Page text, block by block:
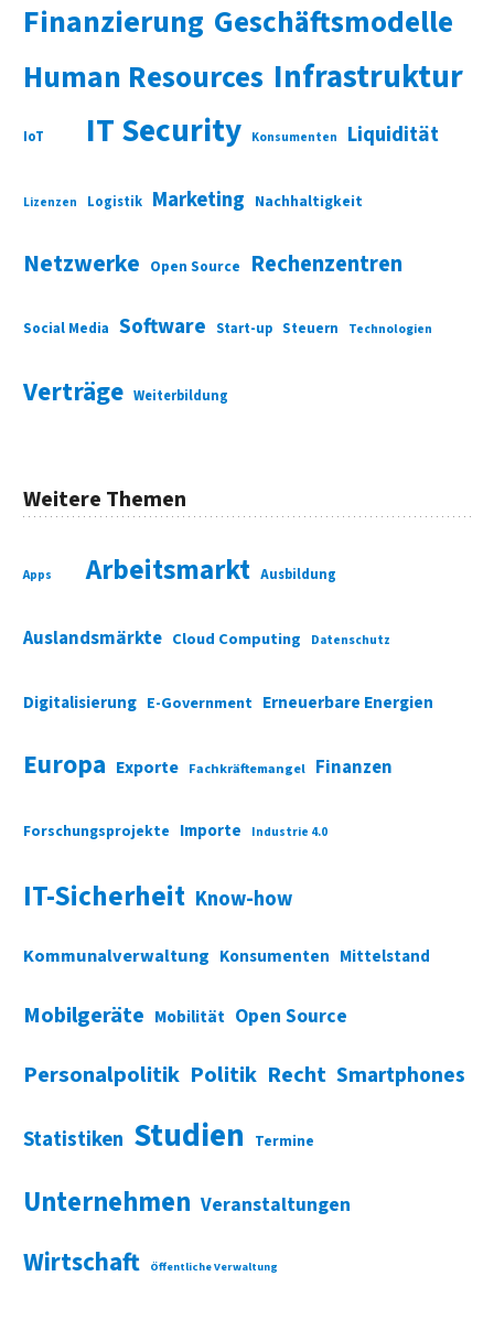
Finanzierung Geschäftsmodelle
Human Resources Infrastruktur
IoT IT Security Konsumenten Liquidität
Lizenzen Logistik Marketing Nachhaltigkeit
Netzwerke Open Source Rechenzentren
Social Media Software Start-up Steuern Technologien
Verträge Weiterbildung
Weitere Themen
Apps Arbeitsmarkt Ausbildung
Auslandsmärkte Cloud Computing Datenschutz
Digitalisierung E-Government Erneuerbare Energien
Europa Exporte Fachkräftemangel Finanzen
Forschungsprojekte Importe Industrie 4.0
IT-Sicherheit Know-how
Kommunalverwaltung Konsumenten Mittelstand
Mobilgeräte Mobilität Open Source
Personalpolitik Politik Recht Smartphones
Statistiken Studien Termine
Unternehmen Veranstaltungen
Wirtschaft Öffentliche Verwaltung